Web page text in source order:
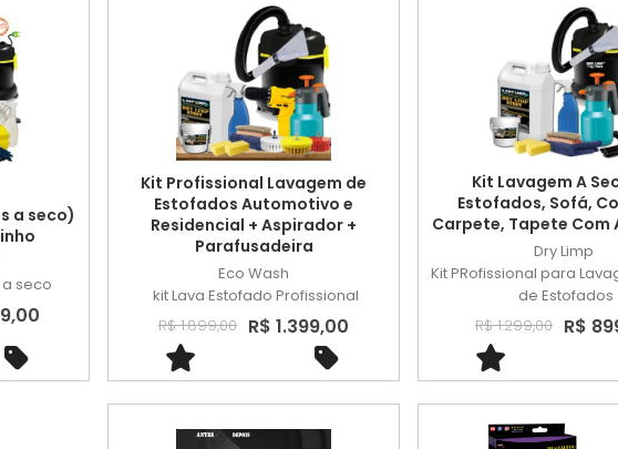
a seco)
seco
Kit Profissional Lavagem de
Estofados Automotivo e
Residencial + Aspirador +
Parafusadeira
Eco Wash
kit Lava Estofado Profissional
R$ 1.899,00 R$ 1.399,00
Kit Lavagem A
Estofados, Sofá,
Carpete, Tapete Com
Dry Limp
Kit PRofissional para
de Estofados
R$ 1.299,00 R$